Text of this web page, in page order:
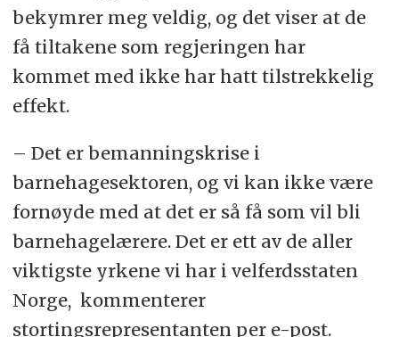
bekymrer meg veldig, og det viser at de
få tiltakene som regjeringen har
kommet med ikke har hatt tilstrekkelig
effekt.
– Det er bemanningskrise i
barnehagesektoren, og vi kan ikke være
fornøyde med at det er så få som vil bli
barnehagelærere. Det er ett av de aller
viktigste yrkene vi har i velferdsstaten
Norge, kommenterer
stortingsrepresentanten per e-post.